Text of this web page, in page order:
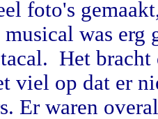
foto's
was erg
Het
viel op dat er
Er waren